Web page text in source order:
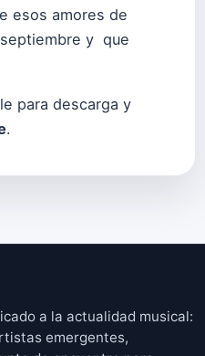
esos amores de
y que
para descarga y
.
a la actualidad musical:
emergentes,